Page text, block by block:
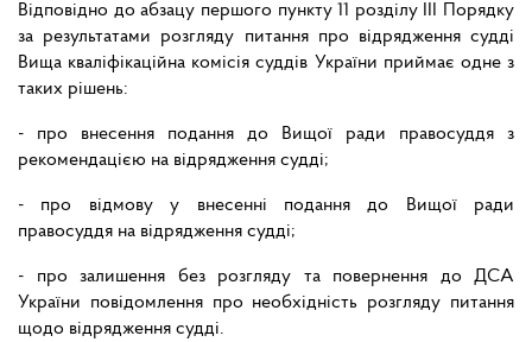
Відповідно до абзацу першого пункту 11 розділу ІІІ Порядку
за результатами розгляду питання про відрядження судді
Вища кваліфікаційна комісія суддів України приймає одне з
таких рішень:
- про внесення подання до Вищої ради правосуддя з
рекомендацією на відрядження судді;
- про відмову у внесенні подання до Вищої ради
правосуддя на відрядження судді;
- про залишення без розгляду та повернення до ДСА
України повідомлення про необхідність розгляду питання
щодо відрядження судді.